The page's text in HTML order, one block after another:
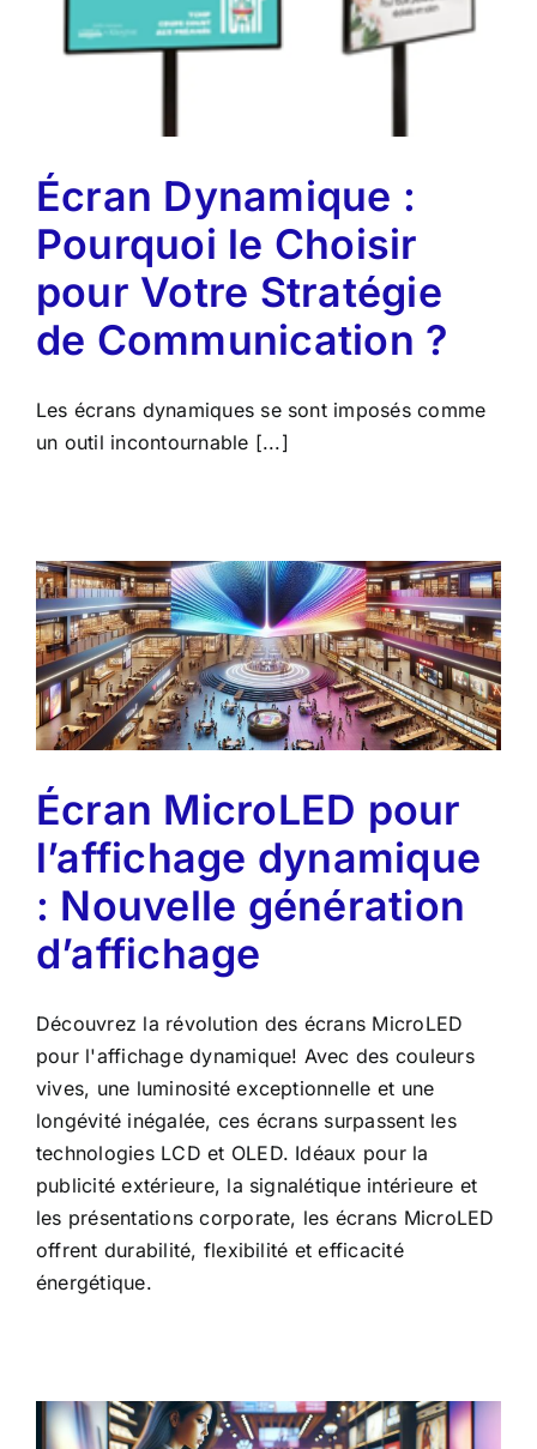
Écran Dynamique :
Pourquoi le Choisir
pour Votre Stratégie
de Communication ?
Les écrans dynamiques se sont imposés comme
un outil incontournable [...]
Écran MicroLED pour
l’affichage dynamique
: Nouvelle génération
d’affichage
Découvrez la révolution des écrans MicroLED
pour l'affichage dynamique! Avec des couleurs
vives, une luminosité exceptionnelle et une
longévité inégalée, ces écrans surpassent les
technologies LCD et OLED. Idéaux pour la
publicité extérieure, la signalétique intérieure et
les présentations corporate, les écrans MicroLED
offrent durabilité, flexibilité et efficacité
énergétique.